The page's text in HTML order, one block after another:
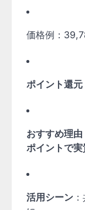
価格例：
ポイント還元
おすすめ理由
ポイントで
活用シーン